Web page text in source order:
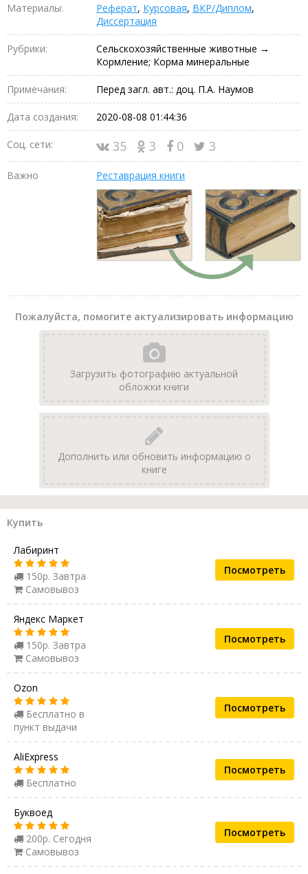
Материалы: Реферат, Курсовая, ВКР/Диплом,
Диссертация
Рубрики:
Сельскохозяйственные животные →
Кормление; Корма минеральные
Примечания: Перед загл. авт.: доц. П.А. Наумов
Дата создания: 2020-08-08 01:44:36
Соц. сети: 35 3 0 3
Важно Реставрация книги
Пожалуйста, помогите актуализировать информацию
Загрузить фотографию актуальной
обложки книги
Дополнить или обновить информацию о
книге
Купить
Лабиринт
150р. Завтра
Самовывоз
Посмотреть
Яндекс Маркет
150р. Завтра
Самовывоз
Посмотреть
Ozon
Бесплатно в
пункт выдачи
Посмотреть
AliExpress
Бесплатно
Посмотреть
Буквоед
200р. Сегодня
Самовывоз
Посмотреть